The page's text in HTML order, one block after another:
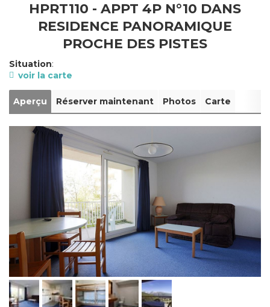
HPRT110 - APPT 4P N°10 DANS
RESIDENCE PANORAMIQUE
PROCHE DES PISTES
Situation:
voir la carte
Aperçu Réserver maintenant Photos Carte